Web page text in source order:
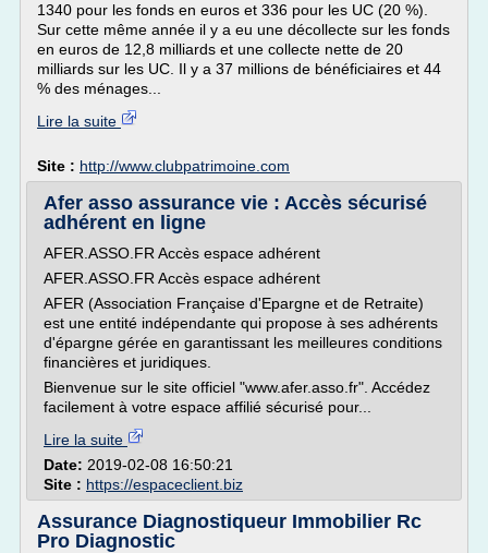
1340 pour les fonds en euros et 336 pour les UC (20 %).
Sur cette même année il y a eu une décollecte sur les fonds
en euros de 12,8 milliards et une collecte nette de 20
milliards sur les UC. Il y a 37 millions de bénéficiaires et 44
% des ménages...
Lire la suite
Site : http://www.clubpatrimoine.com
Afer asso assurance vie : Accès sécurisé
adhérent en ligne
AFER.ASSO.FR Accès espace adhérent
AFER.ASSO.FR Accès espace adhérent
AFER (Association Française d'Epargne et de Retraite)
est une entité indépendante qui propose à ses adhérents
d'épargne gérée en garantissant les meilleures conditions
financières et juridiques.
Bienvenue sur le site officiel "www.afer.asso.fr". Accédez
facilement à votre espace affilié sécurisé pour...
Lire la suite
Date: 2019-02-08 16:50:21
Site : https://espaceclient.biz
Assurance Diagnostiqueur Immobilier Rc
Pro Diagnostic